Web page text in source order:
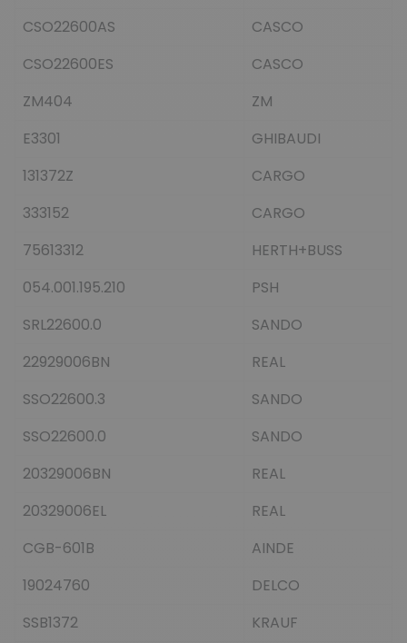
CSO22600AS
CASCO
CSO22600ES
CASCO
ZM404
ZM
E3301
GHIBAUDI
131372Z
CARGO
333152
CARGO
75613312
HERTH+BUSS
054.001.195.210
PSH
SRL22600.0
SANDO
22929006BN
REAL
SSO22600.3
SANDO
SSO22600.0
SANDO
20329006BN
REAL
20329006EL
REAL
CGB-601B
AINDE
19024760
DELCO
SSB1372
KRAUF